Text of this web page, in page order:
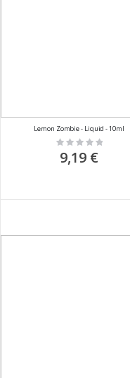
Lemon Zombie - Liquid - 10ml
Rating:
0%
9,19 €